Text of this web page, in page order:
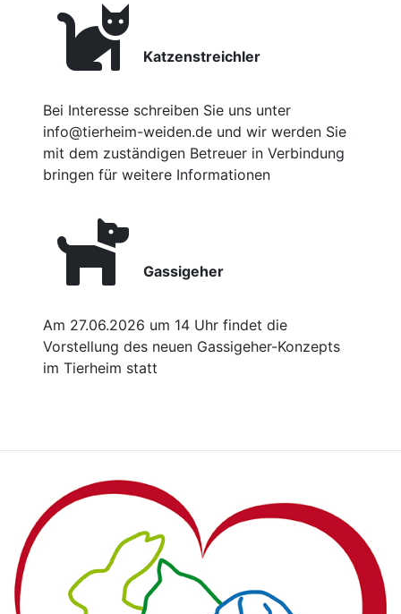
Katzenstreichler
Bei Interesse schreiben Sie uns unter
info@tierheim-weiden.de und wir werden Sie
mit dem zuständigen Betreuer in Verbindung
bringen für weitere Informationen
Gassigeher
Am 27.06.2026 um 14 Uhr findet die
Vorstellung des neuen Gassigeher-Konzepts
im Tierheim statt